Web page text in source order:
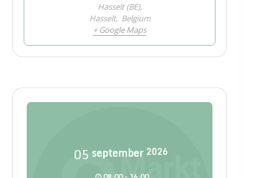
Hasselt (BE),
Hasselt, Belgium
+ Google Maps
05 september 2026